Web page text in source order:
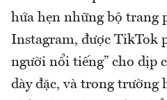
hứa hẹn những bộ trang
Instagram, được TikTok
người nổi tiếng” cho dịp
dày đặc, và trong trường